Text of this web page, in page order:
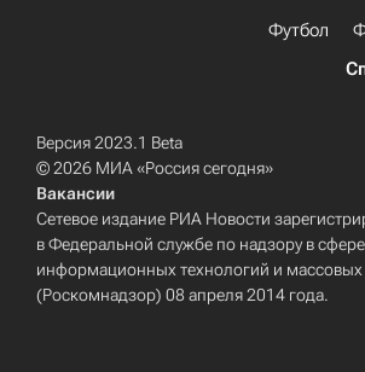
Футбол
Версия 2023.1 Beta
© 2026 МИА «Россия сегодня»
Вакансии
Сетевое издание РИА Новости
в Федеральной службе по надзору в
информационных технологий и
(Роскомнадзор) 08 апреля 2014 года.